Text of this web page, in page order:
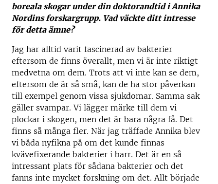
boreala skogar under din doktorandtid i Annika
Nordins forskargrupp. Vad väckte ditt intresse
för detta ämne?
Jag har alltid varit fascinerad av bakterier
eftersom de finns överallt, men vi är inte riktigt
medvetna om dem. Trots att vi inte kan se dem,
eftersom de är så små, kan de ha stor påverkan
till exempel genom vissa sjukdomar. Samma sak
gäller svampar. Vi lägger märke till dem vi
plockar i skogen, men det är bara några få. Det
finns så många fler. När jag träffade Annika blev
vi båda nyfikna på om det kunde finnas
kvävefixerande bakterier i barr. Det är en så
intressant plats för sådana bakterier och det
fanns inte mycket forskning om det. Allt började